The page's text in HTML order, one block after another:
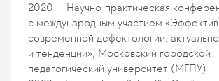
2020 — Научно-практическая
с международным участием
современной дефектологии:
и тенденции», Московский городской
педагогический университет (МГПУ)